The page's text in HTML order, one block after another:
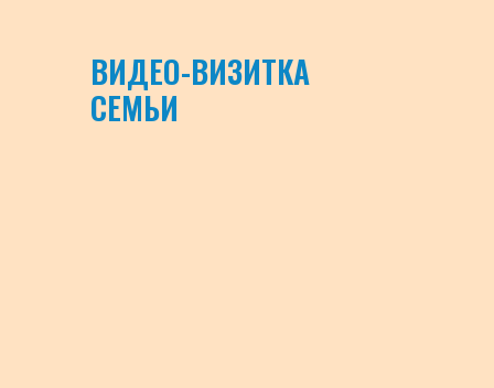
ВИДЕО-ВИЗИТКА
СЕМЬИ